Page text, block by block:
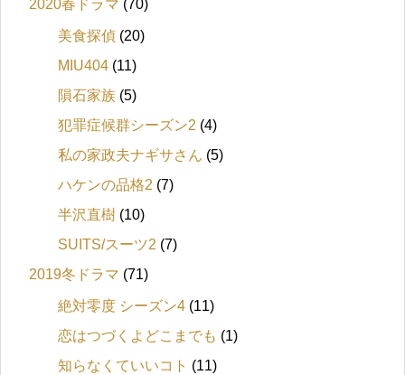
2020春ドラマ (70)
美食探偵 (20)
MIU404 (11)
隕石家族 (5)
犯罪症候群シーズン2 (4)
私の家政夫ナギサさん (5)
ハケンの品格2 (7)
半沢直樹 (10)
SUITS/スーツ2 (7)
2019冬ドラマ (71)
絶対零度 シーズン4 (11)
恋はつづくよどこまでも (1)
知らなくていいコト (11)